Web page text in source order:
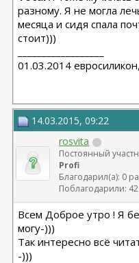
разному. Я не могла
месяца и сидя спала
стоит)))
01.03.2014
14.03.2015, 09:22
rosvita
Постоянный
Profi
Благодарил(а): 0
Поблагодарили:
Всем Доброе утро ! Я
могу-)))
Так интересно всё
-)))